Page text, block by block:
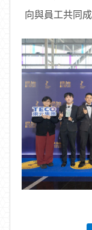
向與員工共同